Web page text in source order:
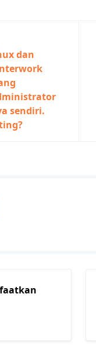
dan
sendiri.